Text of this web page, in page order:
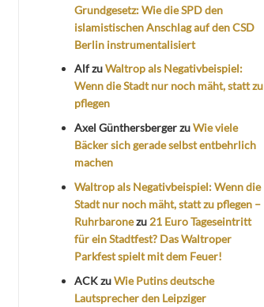
Grundgesetz: Wie die SPD den
islamistischen Anschlag auf den CSD
Berlin instrumentalisiert
AlfzuWaltrop als Negativbeispiel:
Wenn die Stadt nur noch mäht, statt zu
pflegen
Axel GünthersbergerzuWie viele
Bäcker sich gerade selbst entbehrlich
machen
Waltrop als Negativbeispiel: Wenn die
Stadt nur noch mäht, statt zu pflegen –
Ruhrbaronezu 21 Euro Tageseintritt
für ein Stadtfest? Das Waltroper
Parkfest spielt mit dem Feuer!
ACKzuWie Putins deutsche
Lautsprecher den Leipziger